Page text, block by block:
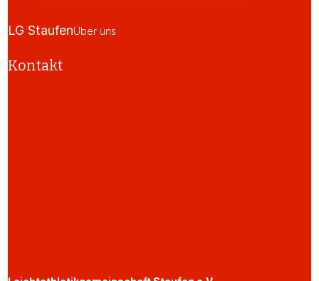
LG StaufenÜber uns
Kontakt